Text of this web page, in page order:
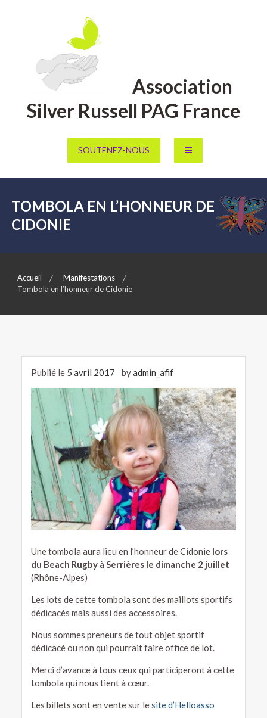
Association
Silver Russell PAG France
SOUTENEZ-NOUS
TOMBOLA EN L’HONNEUR DE
CIDONIE
Accueil
Manifestations
Tombola en l’honneur de Cidonie
Publié le 5 avril 2017 byadmin_afif
Une tombola aura lieu en l’honneur de Cidonie lors
du Beach Rugby à Serrières le dimanche 2 juillet
(Rhône-Alpes)
Les lots de cette tombola sont des maillots sportifs
dédicacés mais aussi des accessoires.
Nous sommes preneurs de tout objet sportif
dédicacé ou non qui pourrait faire office de lot.
Merci d’avance à tous ceux qui participeront à cette
tombola qui nous tient à cœur.
Les billets sont en vente sur lesite d’Helloasso